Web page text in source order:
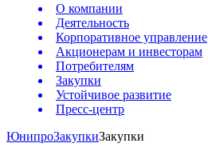
О компании
Деятельность
Корпоративное управление
Акционерам и инвесторам
Потребителям
Закупки
Устойчивое развитие
Пресс-центр
ЮнипроЗакупкиЗакупки